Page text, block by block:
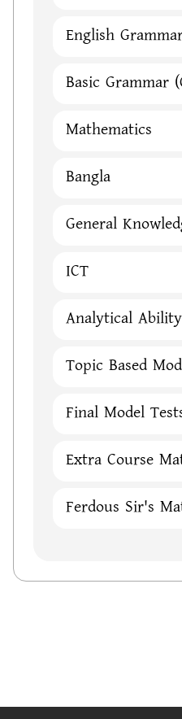
English
Basic Grammar
Mathematics
Bangla
General
ICT
Analytical Ability
Topic Based
Final Model
Extra Course
Ferdous Sir's